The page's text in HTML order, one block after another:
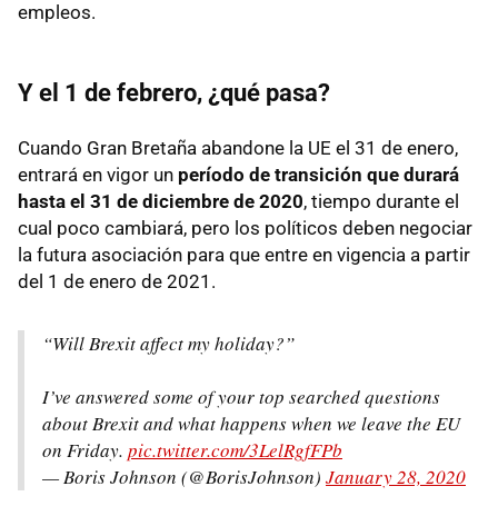
empleos.
Y el 1 de febrero, ¿qué pasa?
Cuando Gran Bretaña abandone la UE el 31 de enero,
entrará en vigor un período de transición que durará
hasta el 31 de diciembre de 2020, tiempo durante el
cual poco cambiará, pero los políticos deben negociar
la futura asociación para que entre en vigencia a partir
del 1 de enero de 2021.
“Will Brexit affect my holiday?”
I’ve answered some of your top searched questions
about Brexit and what happens when we leave the EU
on Friday. pic.twitter.com/3LelRgfFPb
— Boris Johnson (@BorisJohnson) January 28, 2020